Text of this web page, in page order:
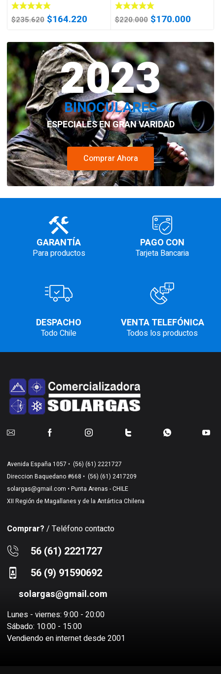
Video Camera w
$235.620 El
original
era:
$235.620.
$164.220
actual
es:
$164.220.
Inoxidable
$220.000 El
original
era:
$220.000.
$170.000El
actual
es:
2023
BINOCULARES
ESPECIALES EN GRAN VARIDAD
Comprar Ahora
GARANTÍA
Para productos
PAGO CON
Tarjeta Bancaria
DESPACHO
Todo Chile
VENTA TELEFÓNICA
Todos los productos
Avenida España 1057 • (56) (61) 2221727
Direccion Baquedano #668 • (56) (61) 2417209
solargas@gmail.com • Punta Arenas - CHILE
XII Región de Magallanes y de la Antártica Chilena
Comprar? / Teléfono contacto
56 (61) 2221727
56 (9) 91590692
solargas@gmail.com
Lunes - viernes: 9:00 - 20:00
Sábado: 10:00 - 15:00
Vendiendo en internet desde 2001